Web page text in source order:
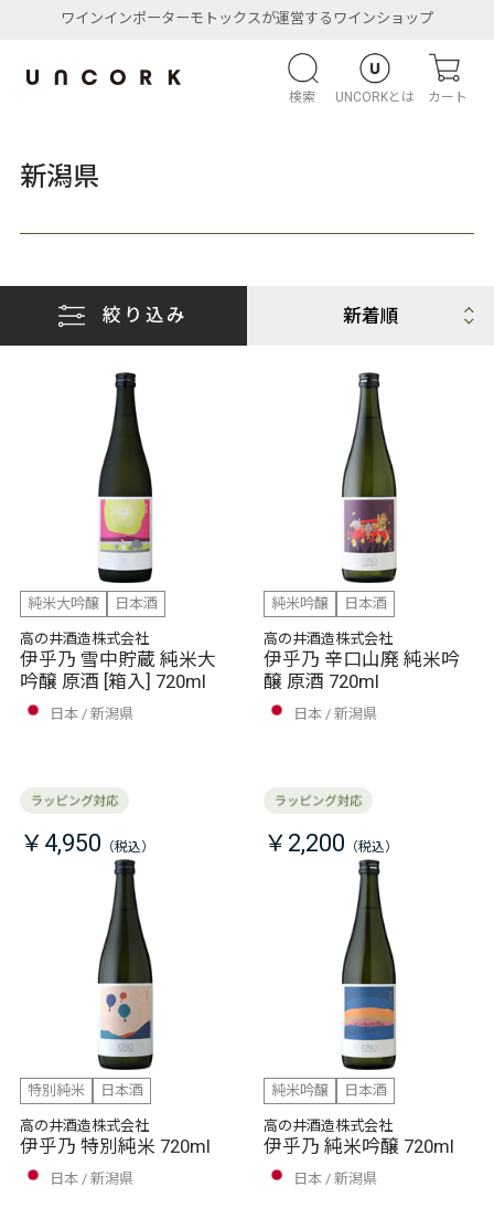
ワインインポーターモトックスが運営するワインショップ
検索 UNCORKとは カート
新潟県
絞り込み
純米大吟醸
日本酒
高の井酒造株式会社
伊乎乃 雪中貯蔵 純米大
吟醸 原酒 [箱入] 720ml
日本 新潟県
￥4,950
純米吟醸
日本酒
高の井酒造株式会社
伊乎乃 辛口山廃 純米吟
醸 原酒 720ml
日本 新潟県
￥2,200
特別純米
日本酒
高の井酒造株式会社
伊乎乃 特別純米 720ml
日本 新潟県
純米吟醸
日本酒
高の井酒造株式会社
伊乎乃 純米吟醸 720ml
日本 新潟県